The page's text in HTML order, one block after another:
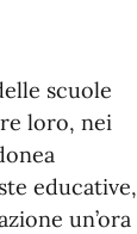
scuole
loro, nei
educative,
un’ora